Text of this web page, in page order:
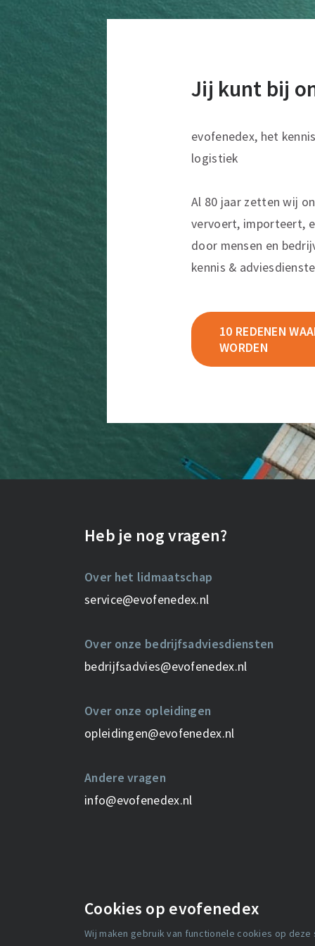
Cookies op evofenedex
Wij maken gebruik van functionele cookies op
Jij kunt bij
evofenedex, het
logistiek
Al 80 jaar zetten wij
vervoert, importeert,
door mensen en
kennis &
10 REDENEN
WORDEN
Heb je nog vragen?
Over het lidmaatschap
service@evofenedex.nl
Over onze bedrijfsadviesdiensten
bedrijfsadvies@evofenedex.nl
Over onze opleidingen
opleidingen@evofenedex.nl
Andere vragen
info@evofenedex.nl